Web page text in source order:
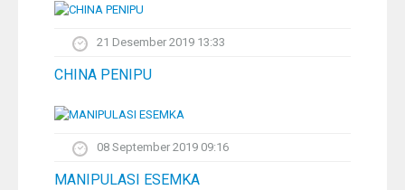
21 Desember 2019 13:33
CHINA PENIPU
08 September 2019 09:16
MANIPULASI ESEMKA